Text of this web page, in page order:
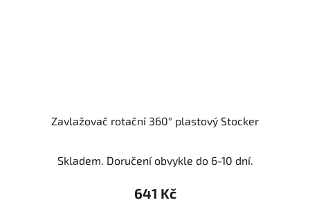
Zavlažovač rotační 360° plastový Stocker
Skladem. Doručení obvykle do 6-10 dní.
641 Kč